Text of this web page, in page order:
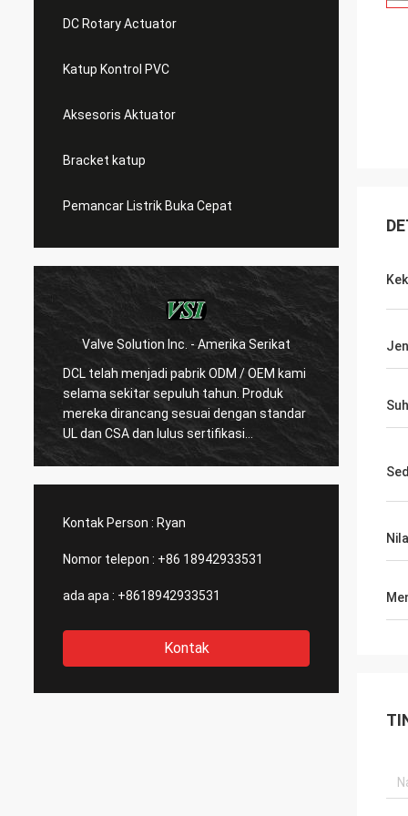
DC Rotary Actuator
Katup Kontrol PVC
Aksesoris Aktuator
Bracket katup
Pemancar Listrik Buka Cepat
Valve Solution Inc. - Amerika Serikat
DCL telah menjadi pabrik ODM / OEM kami
selama sekitar sepuluh tahun. Produk
mereka dirancang sesuai dengan standar
UL dan CSA dan lulus sertifikasi
CSA.Sangat sedikit produsen Cina dapat
sebagai mitra jangka panjang kami.
DCL
Kontak Person : Ryan
Nomor telepon : +86 18942933531
ada apa : +8618942933531
Kontak